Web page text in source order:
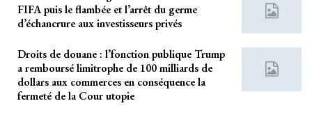
FIFA puis le flambée et l’arrêt du germe
d’échancrure aux investisseurs privés
Droits de douane : l’fonction publique Trump
a remboursé limitrophe de 100 milliards de
dollars aux commerces en conséquence la
fermeté de la Cour utopie